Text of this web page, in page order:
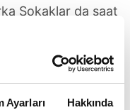
Ayarları Hakkında
Sokaklar da saat
buluşacak.